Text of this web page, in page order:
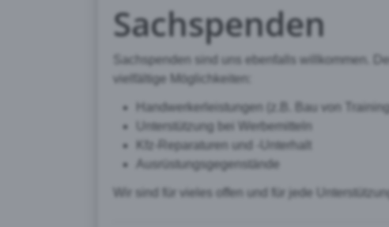
Sachspenden
Sachspenden sind uns ebenfalls willkommen.
vielfältige Möglichkeiten:
Handwerkerleistungen (z.B. Bau von
Unterstützung bei Werbemitteln
Kfz-Reparaturen und -Unterhalt
Ausrüstungsgegenstände
Wir sind für vieles offen und für jede